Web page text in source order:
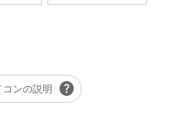
コンの説明 help